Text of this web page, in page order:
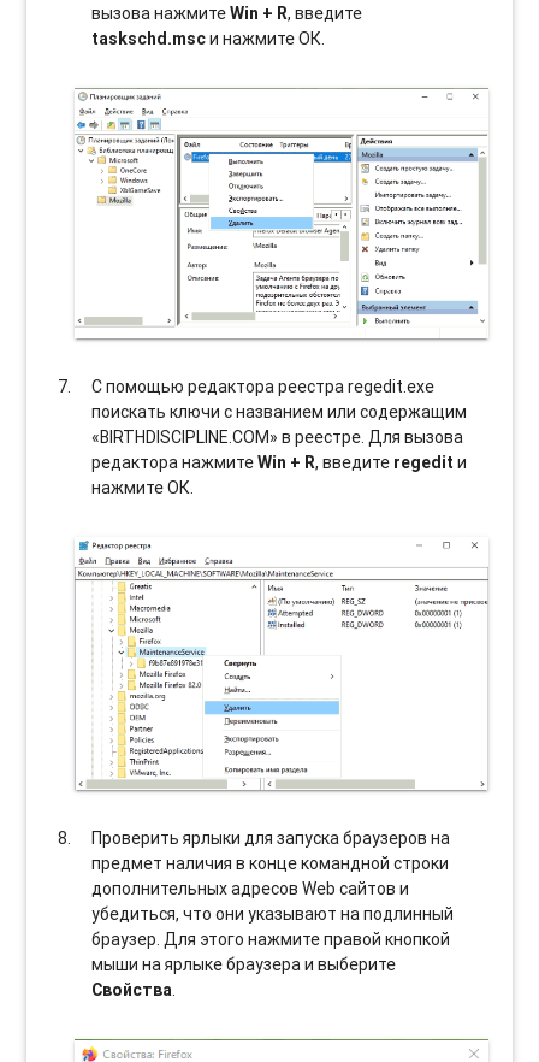
вызова нажмитеWin + R, введите
taskschd.mscи нажмите ОК.
С помощью редактора реестра regedit.exe
поискать ключи с названием или содержащим
«BIRTHDISCIPLINE.COM» в реестре. Для вызова
редактора нажмитеWin + R, введите regedit и
нажмите ОК.
Проверить ярлыки для запуска браузеров на
предмет наличия в конце командной строки
дополнительных адресов Web сайтов и
убедиться, что они указывают на подлинный
браузер. Для этого нажмите правой кнопкой
мыши на ярлыке браузера и выберите
Свойства.